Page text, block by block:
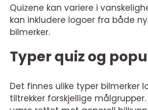
Quizene kan variere i
kan inkludere logoer fra både
bilmerker.
Typer quiz og
Det finnes ulike typer bilmerker
tiltrekker forskjellige